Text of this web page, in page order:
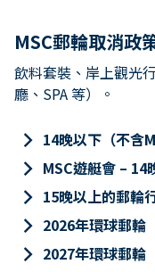
MSC郵輪取消政
飲料套裝、岸上觀光
廳、SPA 等）。
keyboard_arrow_right 14晚以下（不含
keyboard_arrow_right MSC遊艇會 – 14
keyboard_arrow_right 15晚以上的郵輪
keyboard_arrow_right 2026年環球郵輪
keyboard_arrow_right 2027年環球郵輪